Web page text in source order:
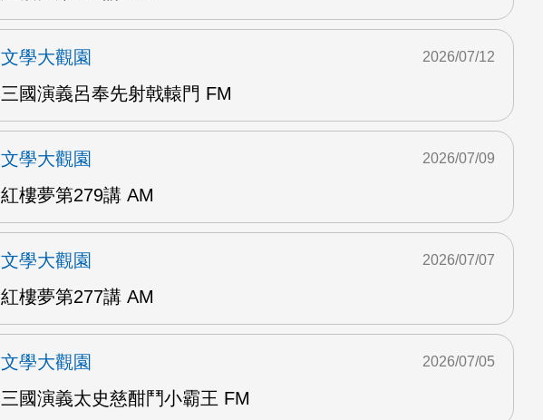
文學大觀園
三國演義呂奉先射戟轅門 FM
2026/07/12
文學大觀園
紅樓夢第279講 AM
2026/07/09
文學大觀園
紅樓夢第277講 AM
2026/07/07
文學大觀園
三國演義太史慈酣鬥小霸王 FM
2026/07/05